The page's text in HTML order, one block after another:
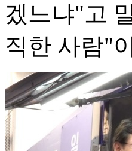
겠느냐"고
직한 사람"